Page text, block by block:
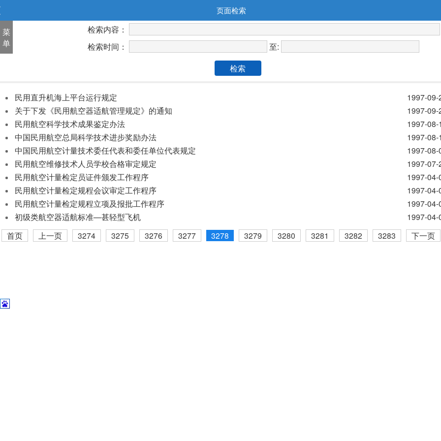
页面检索
菜
单
检索内容：
检索时间：
至:
检索
民用直升机海上平台运行规定
1997-09-
关于下发《民用航空器适航管理规定》的通知
1997-09-
民用航空科学技术成果鉴定办法
1997-08-
中国民用航空总局科学技术进步奖励办法
1997-08-
中国民用航空计量技术委任代表和委任单位代表规定
1997-08-
民用航空维修技术人员学校合格审定规定
1997-07-
民用航空计量检定员证件颁发工作程序
1997-04-
民用航空计量检定规程会议审定工作程序
1997-04-
民用航空计量检定规程立项及报批工作程序
1997-04-
初级类航空器适航标准—甚轻型飞机
1997-04-
首页
上一页 3274 3275 3276 3277 3278 3279 3280 3281 3282 3283 下一页